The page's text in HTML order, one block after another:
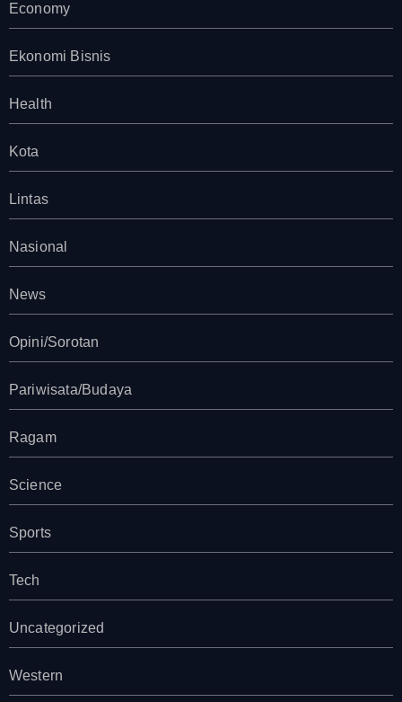
Economy
Ekonomi Bisnis
Health
Kota
Lintas
Nasional
News
Opini/Sorotan
Pariwisata/Budaya
Ragam
Science
Sports
Tech
Uncategorized
Western